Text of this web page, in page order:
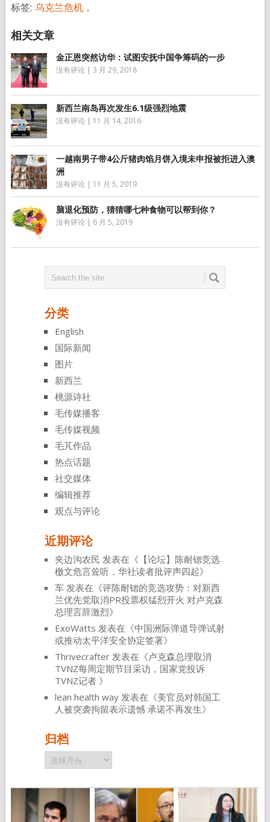
标签: 乌克兰危机，
金正恩突然访华：试图安抚中国争筹码的一步
没有评论 | 3 月 29, 2018
新西兰南岛再次发生6.1级强烈地震
没有评论 | 11 月 14, 2016
一越南男子带4公斤猪肉馅月饼入境未申报被拒进入澳
洲
没有评论 | 11 月 5, 2019
脑退化预防，猜猜哪七种食物可以帮到你？
没有评论 | 6 月 5, 2019
分类
English
国际新闻
图片
新西兰
桃源诗社
毛传媒播客
毛传媒视频
毛芃作品
热点话题
社交媒体
编辑推荐
观点与评论
近期评论
夹边沟农民 发表在《 【论坛】陈耐锶竞选
檄文危言耸听，华社读者批评声四起》
车发表在《评陈耐锶的竞选攻势：对新西
兰优先党取消PR投票权猛烈开火 对卢克森
总理言辞激烈》
ExoWatts 发表在《中国洲际弹道导弹试射
或推动太平洋安全协定签署》
Thrivecrafter发表在《卢克森总理取消
TVNZ每周定期节目采访，国家党投诉
TVNZ记者 》
lean health way发表在《美官员对韩国工
人被突袭拘留表示遗憾 承诺不再发生》
归档
归
档